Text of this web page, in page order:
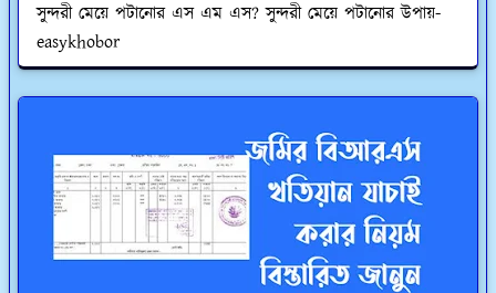
সুন্দরী মেয়ে পটানোর এস এম এস? সুন্দরী মেয়ে পটানোর উপায়-
easykhobor